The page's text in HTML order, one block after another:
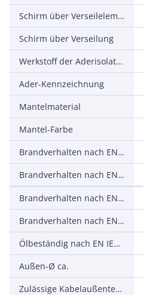
Schirm über Verseilelement
Schirm über Verseilung
Werkstoff der Aderisolation
Ader-Kennzeichnung
Mantelmaterial
Mantel-Farbe
Brandverhalten nach EN 13501-6: Klasse
Brandverhalten nach EN 13501-6: Rauchentwicklung
Brandverhalten nach EN 13501-6: Abtropfverhalten
Brandverhalten nach EN 13501-6: Säureentwicklung
Ölbeständig nach EN IEC 60811-404
Außen-Ø ca.
Zulässige Kabelaußentemperatur bei Montage/Handling